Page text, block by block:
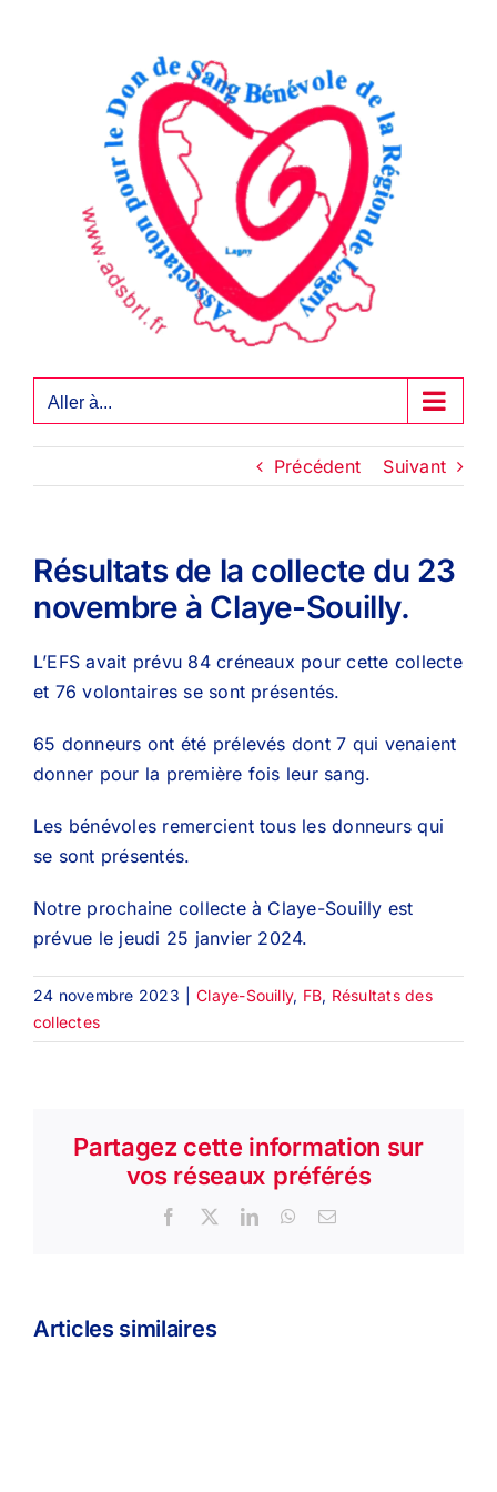
Aller à...
Précédent Suivant
Résultats de la collecte du 23
novembre à Claye-Souilly.
L’EFS avait prévu 84 créneaux pour cette collecte
et 76 volontaires se sont présentés.
65 donneurs ont été prélevés dont 7 qui venaient
donner pour la première fois leur sang.
Les bénévoles remercient tous les donneurs qui
se sont présentés.
Notre prochaine collecte à Claye-Souilly est
prévue le jeudi 25 janvier 2024.
24 novembre 2023 Claye-Souilly, FB, Résultats des
collectes
Partagez cette information sur
vos réseaux préférés
Facebook
X LinkedInWhatsApp
Email
Articles similaires